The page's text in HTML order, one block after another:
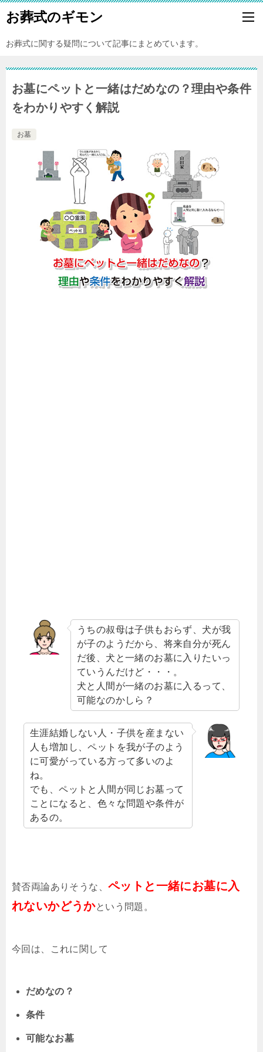
お葬式のギモン
お葬式に関する疑問について記事にまとめています。
お墓にペットと一緒はだめなの？理由や条件
をわかりやすく解説
お墓
うちの叔母は子供もおらず、犬が我
が子のようだから、将来自分が死ん
だ後、犬と一緒のお墓に入りたいっ
ていうんだけど・・・。
犬と人間が一緒のお墓に入るって、
可能なのかしら？
生涯結婚しない人・子供を産まない
人も増加し、ペットを我が子のよう
に可愛がっている方って多いのよ
ね。
でも、ペットと人間が同じお墓って
ことになると、色々な問題や条件が
あるの。
賛否両論ありそうな、 ペットと一緒にお墓に入
れないかどうかという問題。
今回は、これに関して
だめなの？
条件
可能なお墓